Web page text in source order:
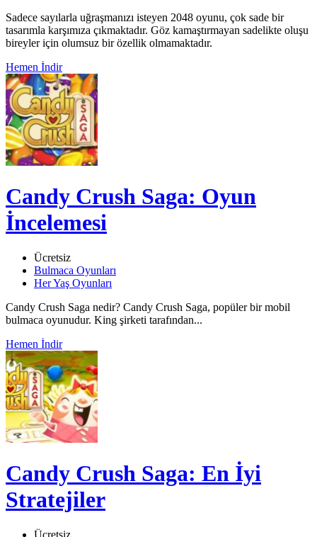
Sadece sayılarla uğraşmanızı isteyen 2048 oyunu, çok sade bir
tasarımla karşımıza çıkmaktadır. Göz kamaştırmayan sadelikte oluşu
bireyler için olumsuz bir özellik olmamaktadır.
Hemen İndir
Candy Crush Saga: Oyun
İncelemesi
Ücretsiz
Bulmaca Oyunları
Her Yaş Oyunları
Candy Crush Saga nedir? Candy Crush Saga, popüler bir mobil
bulmaca oyunudur. King şirketi tarafından...
Hemen İndir
Candy Crush Saga: En İyi
Stratejiler
Ücretsiz